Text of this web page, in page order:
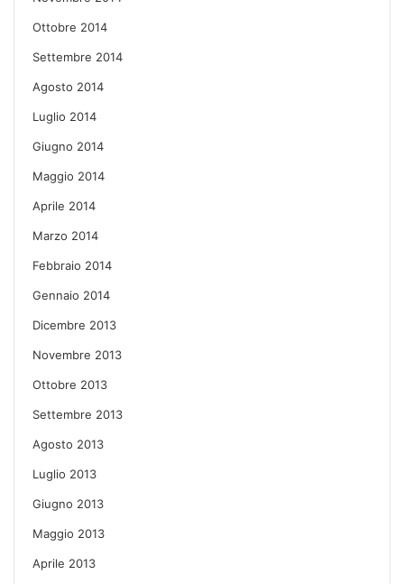
Ottobre 2014
Settembre 2014
Agosto 2014
Luglio 2014
Giugno 2014
Maggio 2014
Aprile 2014
Marzo 2014
Febbraio 2014
Gennaio 2014
Dicembre 2013
Novembre 2013
Ottobre 2013
Settembre 2013
Agosto 2013
Luglio 2013
Giugno 2013
Maggio 2013
Aprile 2013